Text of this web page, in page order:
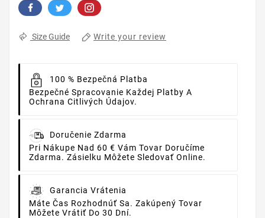
Size Guide Write your review
100 % Bezpečná Platba
Bezpečné Spracovanie Každej Platby A
Ochrana Citlivých Údajov.
Doručenie Zdarma
Pri Nákupe Nad 60 € Vám Tovar Doručíme
Zdarma. Zásielku Môžete Sledovať Online.
Garancia Vrátenia
Máte Čas Rozhodnúť Sa. Zakúpený Tovar
Môžete Vrátiť Do 30 Dní.